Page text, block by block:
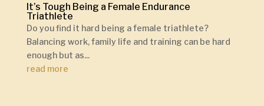
It’s Tough Being a Female Endurance
Triathlete
Do you find it hard being a female triathlete?
Balancing work, family life and training can be hard
enough but as...
read more